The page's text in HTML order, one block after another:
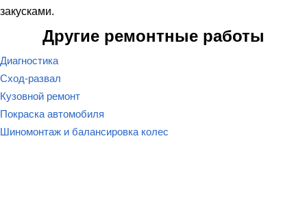
закусками.
Другие ремонтные работы
Диагностика
Сход-развал
Кузовной ремонт
Покраска автомобиля
Шиномонтаж и балансировка колес